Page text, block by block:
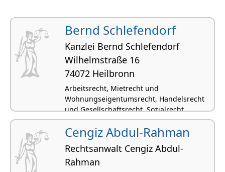
Bernd Schlefendorf
Kanzlei Bernd Schlefendorf
Wilhelmstraße 16
74072 Heilbronn
Arbeitsrecht, Mietrecht und
Wohnungseigentumsrecht, Handelsrecht
und Gesellschaftsrecht, Sozialrecht
Cengiz Abdul-Rahman
Rechtsanwalt Cengiz Abdul-
Rahman